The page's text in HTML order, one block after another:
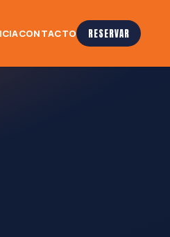
CONTACTO RESERVAR